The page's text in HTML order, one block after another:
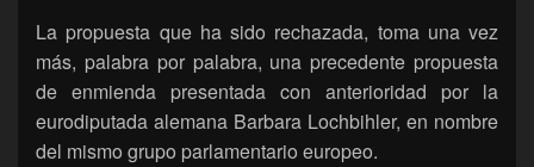
La propuesta que ha sido rechazada, toma una vez
más, palabra por palabra, una precedente propuesta
de enmienda presentada con anterioridad por la
eurodiputada alemana Barbara Lochbihler, en nombre
del mismo grupo parlamentario europeo.